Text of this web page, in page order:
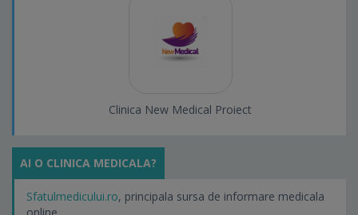
Clinica New Medical Proiect
AI O CLINICA MEDICALA?
Sfatulmedicului.ro, principala sursa de informare medicala